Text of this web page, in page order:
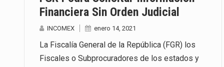
Financiera Sin Orden Judicial
INCOMEX enero 14, 2021
La Fiscalía General de la República (FGR) los
Fiscales o Subprocuradores de los estados y